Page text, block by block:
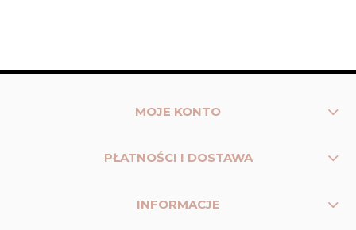
MOJE KONTO
PŁATNOŚCI I DOSTAWA
INFORMACJE